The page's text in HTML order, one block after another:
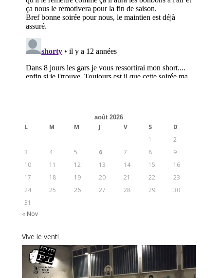
août 2026
L M M J V S
D
1
2
3
4 5 6 7 8
9
10
11 12 13 14 15
16
17
18 19 20 21 22
23
24
25 26 27 28 29
30
31
« Nov
Vive le vent!